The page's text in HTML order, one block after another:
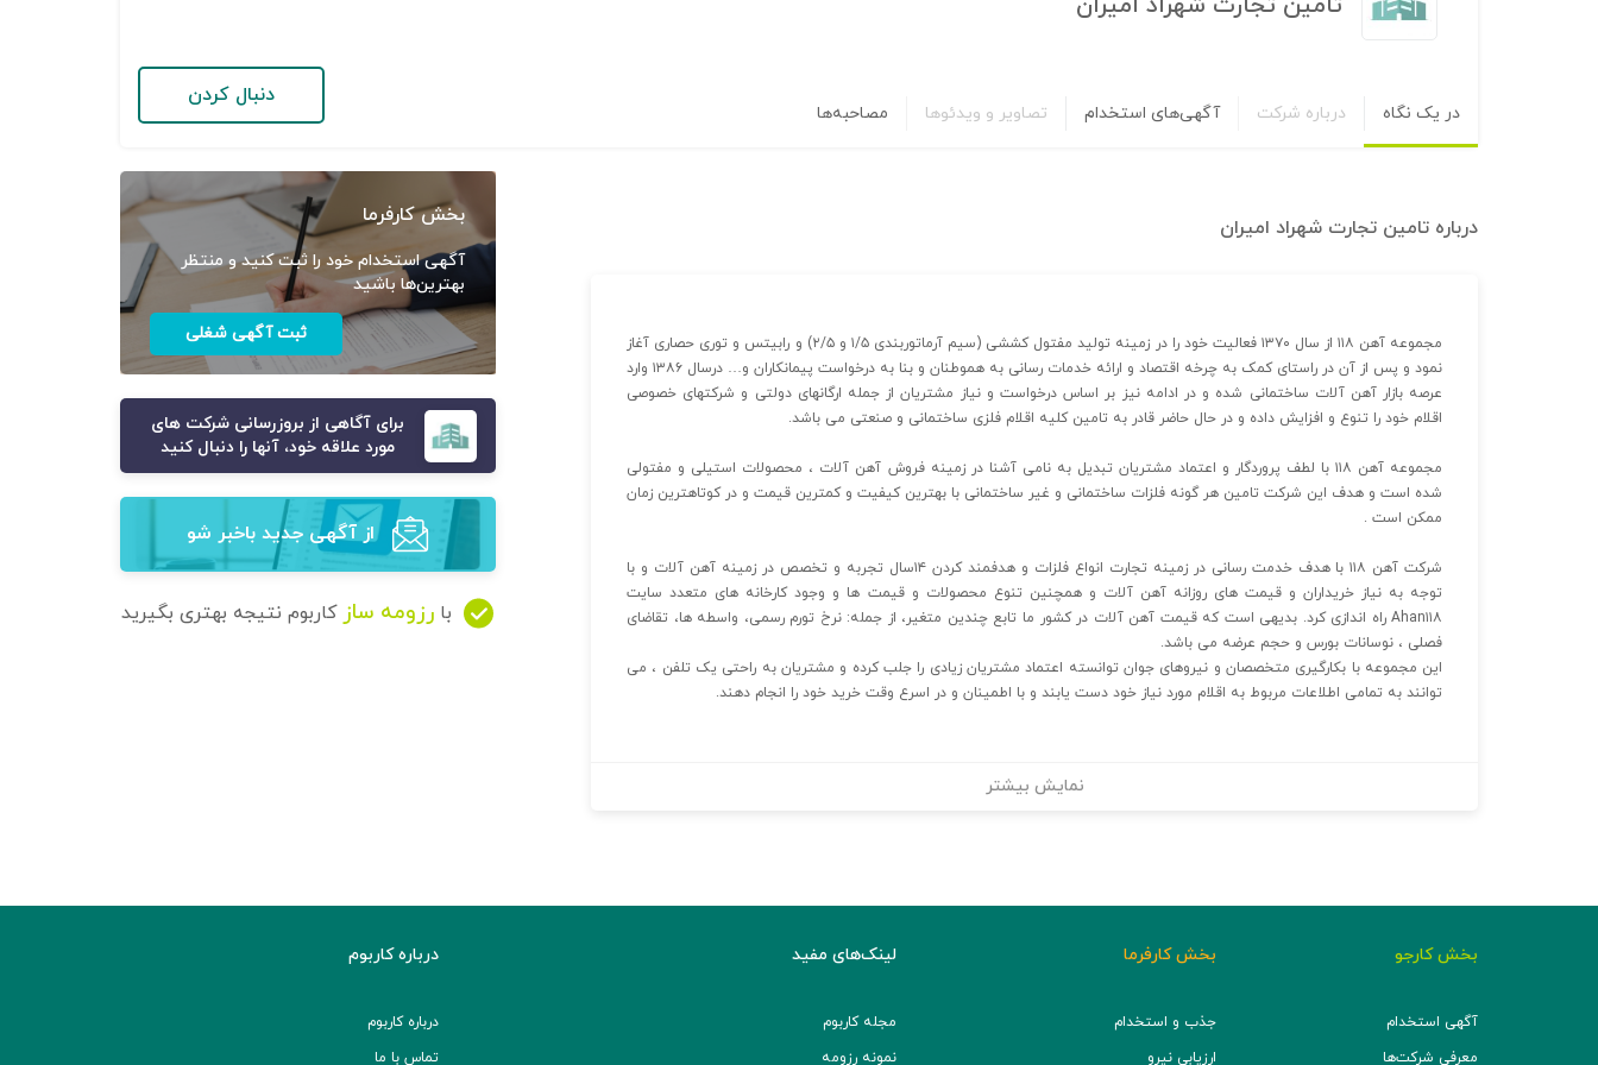
در یک نگاه درباره شرکت آگهی‌های استخدام تصاویر و ویدئوها مصاحبه‌ها
دنبال کردن
درباره تامین تجارت شهراد امیران
مجموعه آهن ۱۱۸ از سال ۱۳۷۰ فعالیت خود را در زمینه تولید مفتول کششی (سیم آرماتوربندی ۱/۵ و ۲/۵) و رابیتس و توری حصاری آغاز
نمود و پس از آن در راستای کمک به چرخه اقتصاد و ارائه خدمات رسانی به هموطنان و بنا به درخواست پیمانکاران و… درسال ۱۳۸۶ وارد
عرصه بازار آهن آلات ساختمانی شده و در ادامه نیز بر اساس درخواست و نیاز مشتریان از جمله ارگانهای دولتی و شرکتهای خصوصی
اقلام خود را تنوع و افزایش داده و در حال حاضر قادر به تامین کلیه اقلام فلزی ساختمانی و صنعتی می باشد.
مجموعه آهن ۱۱۸ با لطف پروردگار و اعتماد مشتریان تبدیل به نامی آشنا در زمینه فروش آهن آلات ، محصولات استیلی و مفتولی
شده است و هدف این شرکت تامین هر گونه فلزات ساختمانی و غیر ساختمانی با بهترین کیفیت و کمترین قیمت و در کوتاهترین زمان
ممکن است .
شرکت آهن ۱۱۸ با هدف خدمت رسانی در زمینه تجارت انواع فلزات و هدفمند کردن ۱۴سال تجربه و تخصص در زمینه آهن آلات و با
توجه به نیاز خریداران و قیمت های روزانه آهن آلات و همچنین تنوع محصولات و قیمت ها و وجود کارخانه های متعدد سایت
Ahan۱۱۸ راه اندازی کرد. بدیهی است که قیمت آهن آلات در کشور ما تابع چندین متغیر، از جمله: نرخ تورم رسمی، واسطه ها، تقاضای
فصلی ، نوسانات بورس و حجم عرضه می باشد.
این مجموعه با بکارگیری متخصصان و نیروهای جوان توانسته اعتماد مشتریان زیادی را جلب کرده و مشتریان به راحتی یک تلفن ، می
توانند به تمامی اطلاعات مربوط به اقلام مورد نیاز خود دست یابند و با اطمینان و در اسرع وقت خرید خود را انجام دهند.
نمایش بیشتر
بخش کارفرما
آگهی استخدام خود را ثبت کنید و منتظر
بهترین‌ها باشید
ثبت آگهی شغلی
برای آگاهی از بروزرسانی شرکت های
مورد علاقه خود، آنها را دنبال کنید
از آگهی‌ جدید باخبر شو
با رزومه ساز کاربوم نتیجه بهتری بگیرید
بخش کارجو
آگهی استخدام
معرفی شرکت‌ها
بخش کارفرما
جذب و استخدام
ارزیابی نیرو
لینک‌های مفید
مجله کاربوم
نمونه رزومه
درباره کاربوم
درباره کاربوم
تماس با ما